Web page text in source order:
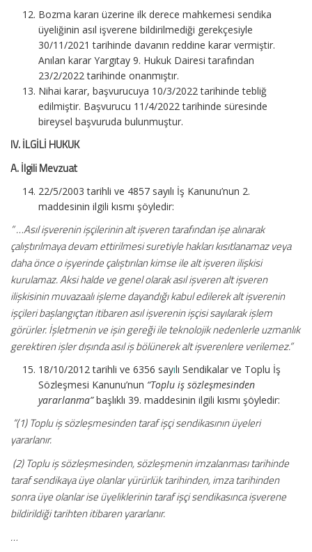
Bozma kararı üzerine ilk derece mahkemesi sendika
üyeliğinin asıl işverene bildirilmediği gerekçesiyle
30/11/2021 tarihinde davanın reddine karar vermiştir.
Anılan karar Yargıtay 9. Hukuk Dairesi tarafından
23/2/2022 tarihinde onanmıştır.
Nihai karar, başvurucuya 10/3/2022 tarihinde tebliğ
edilmiştir. Başvurucu 11/4/2022 tarihinde süresinde
bireysel başvuruda bulunmuştur.
IV. İLGİLİ HUKUK
A. İlgili Mevzuat
22/5/2003 tarihli ve 4857 sayılı İş Kanunu’nun 2.
maddesinin ilgili kısmı şöyledir:
” …Asıl işverenin işçilerinin alt işveren tarafından işe alınarak
çalıştırılmaya devam ettirilmesi suretiyle hakları kısıtlanamaz veya
daha önce o işyerinde çalıştırılan kimse ile alt işveren ilişkisi
kurulamaz. Aksi halde ve genel olarak asıl işveren alt işveren
ilişkisinin muvazaalı işleme dayandığı kabul edilerek alt işverenin
işçileri başlangıçtan itibaren asıl işverenin işçisi sayılarak işlem
görürler. İşletmenin ve işin gereği ile teknolojik nedenlerle uzmanlık
gerektiren işler dışında asıl iş bölünerek alt işverenlere verilemez.”
18/10/2012 tarihli ve 6356 sayılı Sendikalar ve Toplu İş
Sözleşmesi Kanunu’nun “Toplu iş sözleşmesinden
yararlanma”başlıklı 39. maddesinin ilgili kısmı şöyledir:
“(1) Toplu iş sözleşmesinden taraf işçi sendikasının üyeleri
yararlanır.
(2) Toplu iş sözleşmesinden, sözleşmenin imzalanması tarihinde
taraf sendikaya üye olanlar yürürlük tarihinden, imza tarihinden
sonra üye olanlar ise üyeliklerinin taraf işçi sendikasınca işverene
bildirildiği tarihten itibaren yararlanır.
…